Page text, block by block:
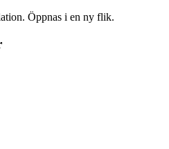
Öppnas i en ny flik.